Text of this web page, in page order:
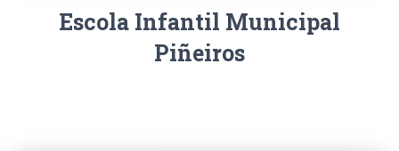
Escola Infantil Municipal
Piñeiros